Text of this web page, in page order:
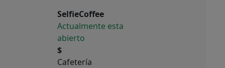
SelfieCoffee
Actualmente esta
abierto
$
Cafetería